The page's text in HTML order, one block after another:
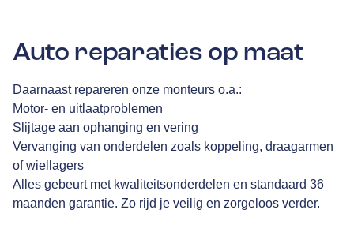
Auto reparaties op maat
Daarnaast repareren onze monteurs o.a.:
Motor- en uitlaatproblemen
Slijtage aan ophanging en vering
Vervanging van onderdelen zoals koppeling, draagarmen
of wiellagers
Alles gebeurt met kwaliteitsonderdelen en standaard 36
maanden garantie. Zo rijd je veilig en zorgeloos verder.